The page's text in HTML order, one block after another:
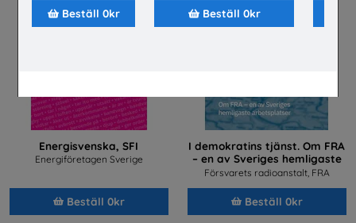
Beställ 0kr Beställ 0kr
Energisvenska, SFI
Energiföretagen Sverige
Beställ 0kr
I demokratins tjänst. Om FRA
– en av Sveriges hemligaste
arbetsplatser
Försvarets radioanstalt, FRA
Beställ 0kr